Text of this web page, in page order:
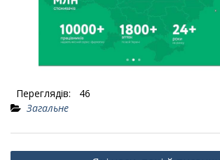
Переглядів:
46
Загальне
Навігація